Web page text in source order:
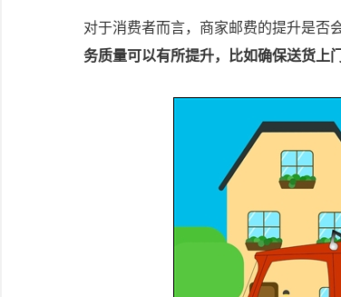
对于消费者而言，商家邮费的提升是否
务质量可以有所提升，比如确保送货上